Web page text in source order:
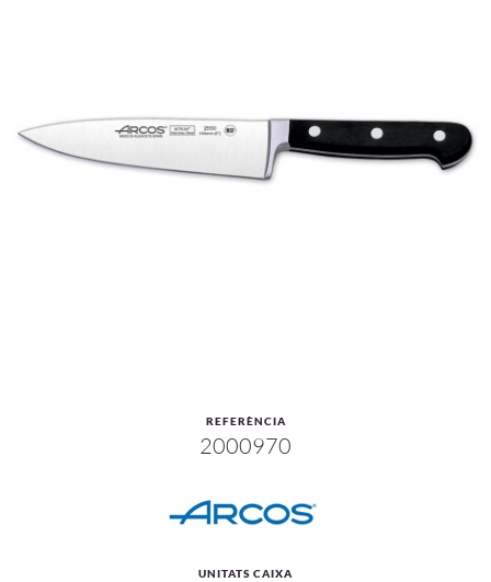
REFERÈNCIA
2000970
UNITATS CAIXA